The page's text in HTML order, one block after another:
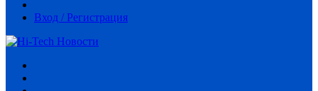
статья
Вход / Регистрация